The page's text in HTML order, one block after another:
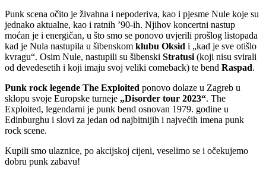
Punk scena očito je živahna i nepoderiva, kao i pjesme Nule koje su
jednako aktualne, kao i ratnih ’90-ih. Njihov koncertni nastup
moćan je i energičan, u što smo se ponovo uvjerili prošlog listopada
kad je Nula nastupila u šibenskom klubu Oksid i „kad je sve otišlo
kvragu“. Osim Nule, nastupili su šibenski Stratusi(koji nisu svirali
od devedesetih i koji imaju svoj veliki comeback) te bend Raspad.
Punk rock legende The Exploited ponovo dolaze u Zagreb u
sklopu svoje Europske turneje „Disorder tour 2023“. The
Exploited, legendarni je punk bend osnovan 1979. godine u
Edinburghu i slovi za jedan od najbitnijih i najvećih imena punk
rock scene.
Kupili smo ulaznice, po akcijskoj cijeni, veselimo se i očekujemo
dobru punk zabavu!